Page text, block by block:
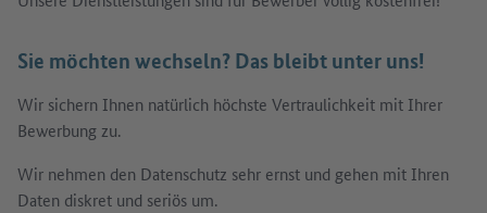
Sie möchten wechseln? Das bleibt unter uns!
Wir sichern Ihnen natürlich höchste Vertraulichkeit mit Ihrer
Bewerbung zu.
Wir nehmen den Datenschutz sehr ernst und gehen mit Ihren
Daten diskret und seriös um.